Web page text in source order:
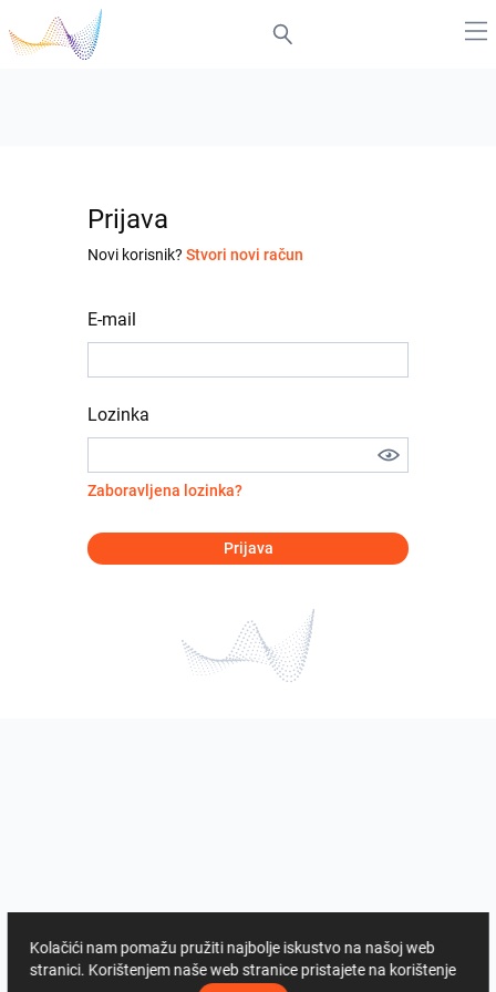
Prijava
Novi korisnik? Stvori novi račun
E-mail
Lozinka
Zaboravljena lozinka?
Prijava
Kolačići nam pomažu pružiti najbolje iskustvo na našoj web
stranici. Korištenjem naše web stranice pristajete na korištenje